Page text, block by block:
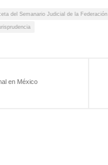
del Semanario Judicial de la Federación
en México